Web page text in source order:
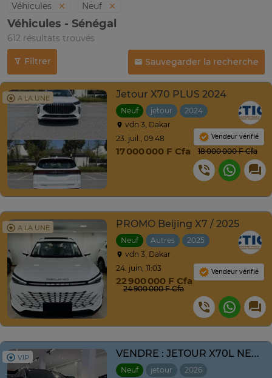
Véhicules
Neuf
Véhicules - Sénégal
612 résultats trouvés
Filtrer Sauvegarder la recherche
A LA UNE Jetour X70 PLUS 2024
Neuf jetour 2024
Automatique
vdn 3, Dakar
23. juil., 09:48
17 000 000 F Cfa 18 000 000 F Cfa
Vendeur vérifié
A LA UNE PROMO Beijing X7 / 2025
Neuf Autres 2025
Automatique
vdn 3, Dakar
24. juin, 11:03
22 900 000 F Cfa
24 900 000 F Cfa
Vendeur vérifié
VIP VENDRE : JETOUR X70L NEUF NOUVEAU MODÈLE ANNE 2026
Neuf jetour 2026